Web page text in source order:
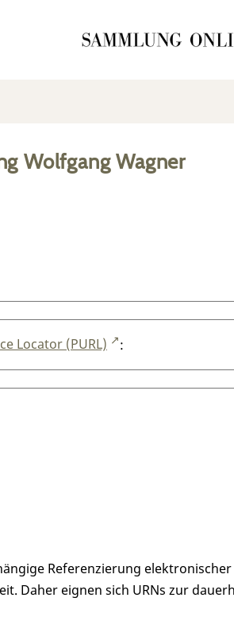
Wolfgang Wagner
Locator (PURL) :
Referenzierung elektronischer
Daher eignen sich URNs zur